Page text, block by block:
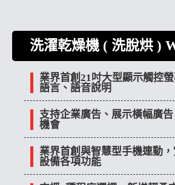
洗濯乾燥機 ( 洗脫烘 )
業界首創21吋大型顯示觸控
語言、語音說明
支持企業廣告、展示橫幅廣
機會
業界首創與智慧型手機連動
設備各項功能